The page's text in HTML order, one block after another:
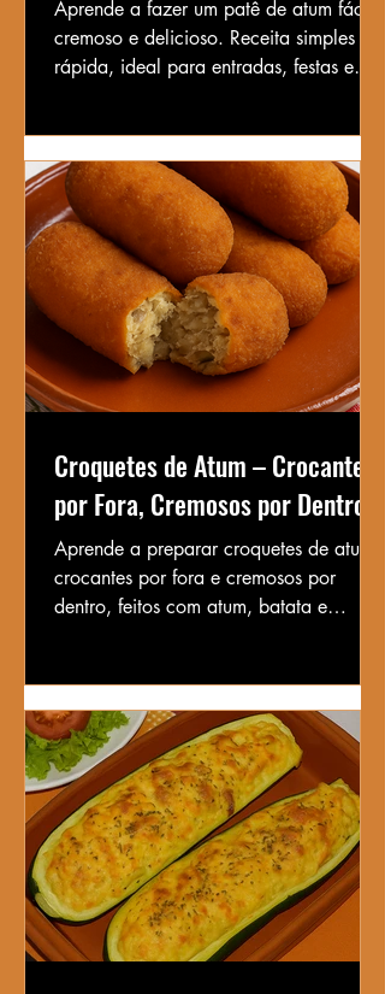
Aprende a fazer um patê de atum fácil,
cremoso e delicioso. Receita simples e
rápida, ideal para entradas, festas e
Croquetes de Atum – Crocantes
por Fora, Cremosos por Dentro
Aprende a preparar croquetes de atum
crocantes por fora e cremosos por
dentro, feitos com atum, batata e